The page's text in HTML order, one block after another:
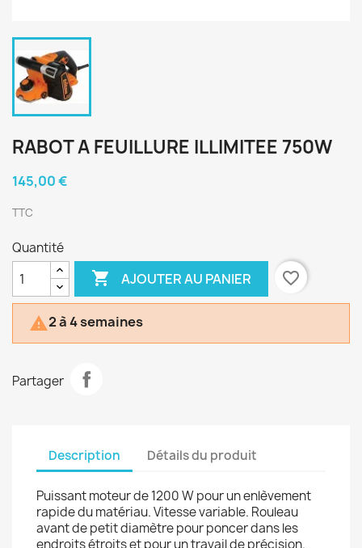
RABOT A FEUILLURE ILLIMITEE 750W
145,00 €
TTC
Quantité
 AJOUTER AU PANIER favorite_border
2 à 4 semaines
Partager
Description Détails du produit
Puissant moteur de 1200 W pour un enlèvement
rapide du matériau. Vitesse variable. Rouleau
avant de petit diamètre pour poncer dans les
endroits étroits et pour un travail de précision.